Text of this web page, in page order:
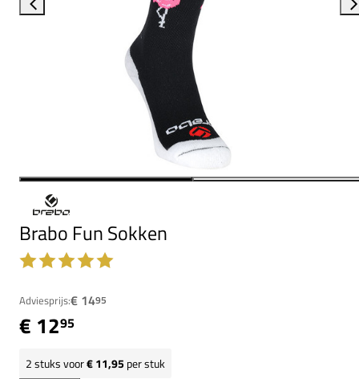
Brabo Fun Sokken
Adviesprijs:€ 1495
€ 1295
2stuks voor€ 11,95 per stuk